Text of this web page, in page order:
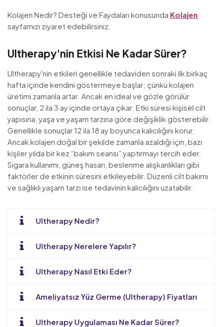
Kolajen Nedir? Desteği ve Faydaları konusunda Kolajen
sayfamızı ziyaret edebilirsiniz.
Ultherapy'nin Etkisi Ne Kadar Sürer?
Ultherapy'nin etkileri genellikle tedaviden sonraki ilk birkaç
hafta içinde kendini göstermeye başlar; çünkü kolajen
üretimi zamanla artar. Ancak en ideal ve gözle görülür
sonuçlar, 2 ila 3 ay içinde ortaya çıkar. Etki süresi kişisel cilt
yapısına, yaşa ve yaşam tarzına göre değişiklik gösterebilir.
Genellikle sonuçlar 12 ila 18 ay boyunca kalıcılığını korur.
Ancak kolajen doğal bir şekilde zamanla azaldığı için, bazı
kişiler yılda bir kez “bakım seansı” yaptırmayı tercih eder.
Sigara kullanımı, güneş hasarı, beslenme alışkanlıkları gibi
faktörler de etkinin süresini etkileyebilir. Düzenli cilt bakımı
ve sağlıklı yaşam tarzı ise tedavinin kalıcılığını uzatabilir.
Ultherapy Nedir?
Ultherapy Nerelere Yapılır?
Ultherapy Nasıl Etki Eder?
Ameliyatsız Yüz Germe (Ultherapy) Fiyatları
Ultherapy Uygulaması Ne Kadar Sürer?